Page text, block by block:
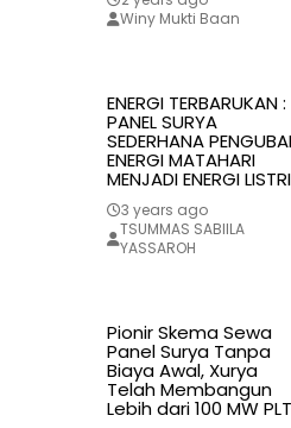
Winy Mukti Baan
ENERGI TERBARUKAN :
PANEL SURYA
SEDERHANA
ENERGI MATAHARI
MENJADI ENERGI
3 years ago
TSUMMAS SABIILA
YASSAROH
Pionir Skema Sewa
Panel Surya Tanpa
Biaya Awal, Xurya
Telah Membangun
Lebih dari 100 MW